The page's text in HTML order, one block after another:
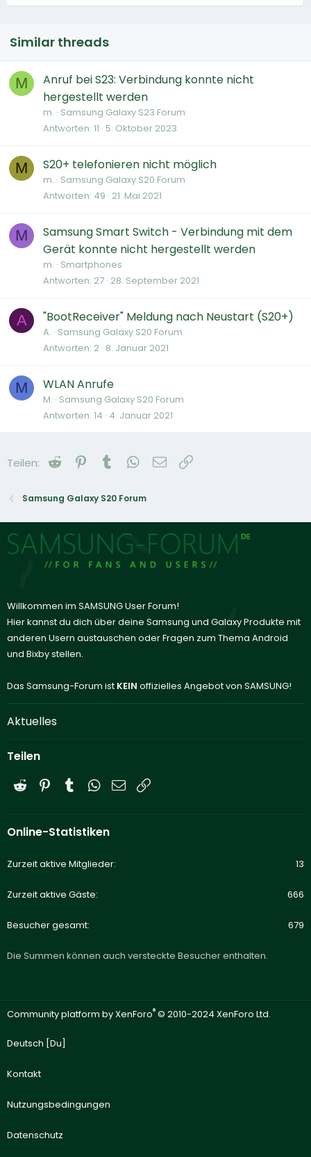
Similar threads
M
Anruf bei S23: Verbindung konnte nicht
hergestellt werden
m. Samsung Galaxy S23 Forum
Antworten 11 5. Oktober 2023
M S20+ telefonieren nicht möglich
m. Samsung Galaxy S20 Forum
Antworten 49 21. Mai 2021
M
Samsung Smart Switch - Verbindung mit dem
Gerät konnte nicht hergestellt werden
m. Smartphones
Antworten 27 28. September 2021
A "BootReceiver" Meldung nach Neustart (S20+)
A. Samsung Galaxy S20 Forum
Antworten 2 8. Januar 2021
M WLAN Anrufe
M. Samsung Galaxy S20 Forum
Antworten 14 4. Januar 2021
Teilen: Reddit Pinterest
Tumblr WhatsApp
E-Mail
Samsung Galaxy S20 Forum
Willkommen im SAMSUNG User Forum!
Hier kannst du dich über deine Samsung und Galaxy Produkte mit
anderen Usern austauschen oder Fragen zum Thema Android
und Bixby stellen.
Das Samsung-Forum ist KEIN offizielles Angebot von SAMSUNG!
Aktuelles
Teilen
Reddit PinterestTumblrWhatsApp
E-Mail
Online-Statistiken
Zurzeit aktive Mitglieder 13
Zurzeit aktive Gäste 666
Besucher gesamt 679
Die Summen können auch versteckte Besucher enthalten.
Community platform by XenForo® © 2010-2024 XenForo Ltd.
Deutsch [Du]
Kontakt
Nutzungsbedingungen
Datenschutz